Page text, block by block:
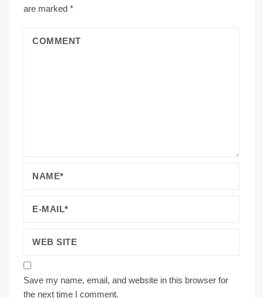
are marked *
Save my name, email, and website in this browser for
the next time I comment.